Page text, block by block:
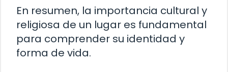
En resumen, la importancia cultural y
religiosa de un lugar es fundamental
para comprender su identidad y
forma de vida.